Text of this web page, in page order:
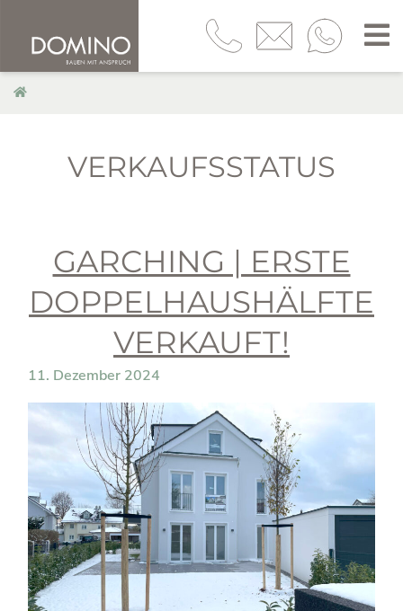
VERKAUFSSTATUS
GARCHING | ERSTE
DOPPELHAUSHÄLFTE
VERKAUFT!
11. Dezember 2024